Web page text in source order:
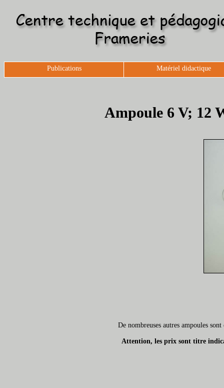
Publications Matériel didactique
Ampoule 6 V; 12
De nombreuses autres ampoules
Attention, les prix sont titre